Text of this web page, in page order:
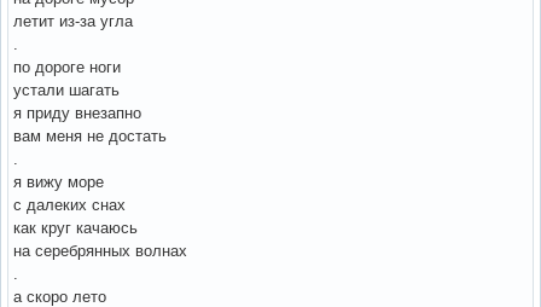
летит из-за угла
по дороге ноги
устали шагать
я приду внезапно
вам меня не достать
я вижу море
с далеких снах
как круг качаюсь
на серебрянных волнах
а скоро лето